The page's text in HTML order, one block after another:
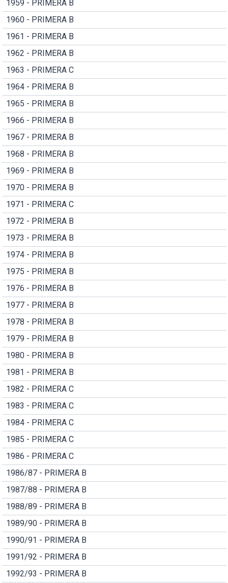
1959 - PRIMERA B
1960 - PRIMERA B
1961 - PRIMERA B
1962 - PRIMERA B
1963 - PRIMERA C
1964 - PRIMERA B
1965 - PRIMERA B
1966 - PRIMERA B
1967 - PRIMERA B
1968 - PRIMERA B
1969 - PRIMERA B
1970 - PRIMERA B
1971 - PRIMERA C
1972 - PRIMERA B
1973 - PRIMERA B
1974 - PRIMERA B
1975 - PRIMERA B
1976 - PRIMERA B
1977 - PRIMERA B
1978 - PRIMERA B
1979 - PRIMERA B
1980 - PRIMERA B
1981 - PRIMERA B
1982 - PRIMERA C
1983 - PRIMERA C
1984 - PRIMERA C
1985 - PRIMERA C
1986 - PRIMERA C
1986/87 - PRIMERA B
1987/88 - PRIMERA B
1988/89 - PRIMERA B
1989/90 - PRIMERA B
1990/91 - PRIMERA B
1991/92 - PRIMERA B
1992/93 - PRIMERA B